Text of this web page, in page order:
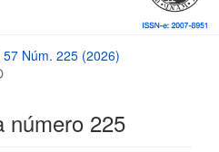
57 Núm. 225 (2026)
número 225